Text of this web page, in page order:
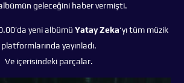
geleceğini haber vermişti.
yeni albümü Yatay Zeka‘yı tüm müzik
platformlarında yayınladı.
Ve içerisindeki parçalar.